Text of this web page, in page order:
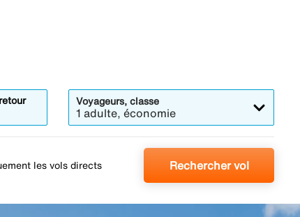
Voyageurs, classe
1 adulte, économie
les vols directs Rechercher vol